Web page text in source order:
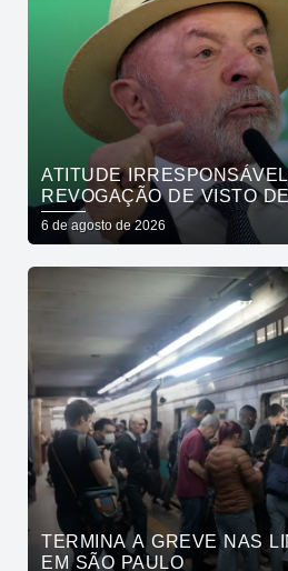
ATITUDE
REVOGAÇÃO DE VISTO
6 de agosto de 2026
TERMINA A GREVE NAS
EM SÃO PAULO